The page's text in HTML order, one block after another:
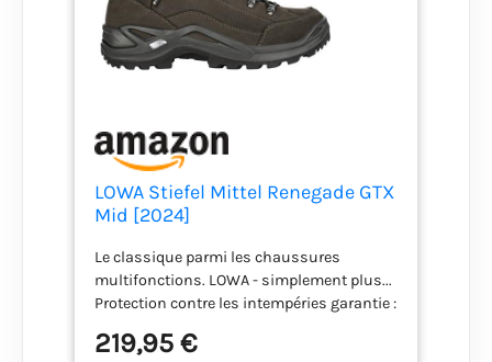
LOWA Stiefel Mittel Renegade GTX
Mid [2024]
Le classique parmi les chaussures
multifonctions. LOWA - simplement plus...
Protection contre les intempéries garantie :
grâce à la membrane Gore-Tex Excellent
219,95 €